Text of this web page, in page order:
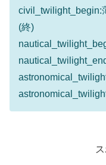
civil_twilight_begin:
(終)